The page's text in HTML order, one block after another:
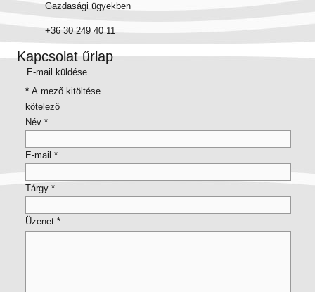
Gazdasági ügyekben
+36 30 249 40 11
Kapcsolat űrlap
E-mail küldése
* A mező kitöltése
kötelező
Név *
E-mail *
Tárgy *
Üzenet *